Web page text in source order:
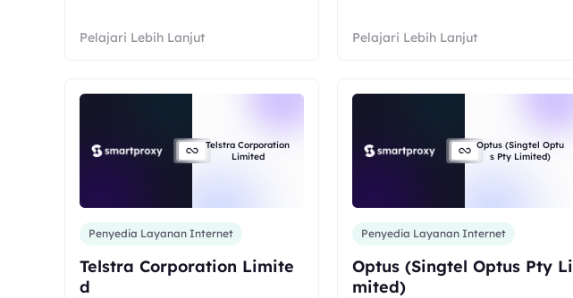
Pelajari Lebih Lanjut Pelajari Lebih Lanjut
Telstra Corporation
Limited
Penyedia Layanan Internet
Telstra Corporation Limite
d
Optus (Singtel Optu
s Pty Limited)
Penyedia Layanan Internet
Optus (Singtel Optus Pty Li
mited)